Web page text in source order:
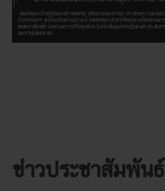
ข่าวประชาสัมพันธ์